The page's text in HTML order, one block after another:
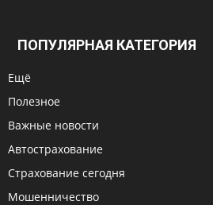
ПОПУЛЯРНАЯ КАТЕГОРИЯ
Ещё
Полезное
Важные новости
Автострахование
Страхование сегодня
Мошенничество